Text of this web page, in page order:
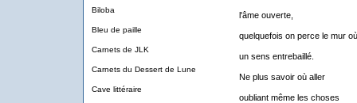
Biloba
Bleu de paille
Carnets de JLK
Carnets du Dessert de Lune
Cave littéraire
l'âme ouverte,
quelquefois on perce le mur
un sens entrebaillé.
Ne plus savoir où aller
oubliant même les choses